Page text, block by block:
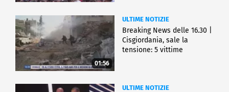
01:56
ULTIME NOTIZIE
Breaking News delle 16.30 |
Cisgiordania, sale la
tensione: 5 vittime
ULTIME NOTIZIE